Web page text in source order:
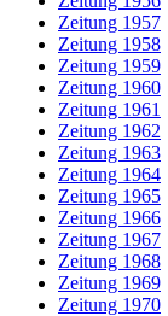
Zeitung 1957
Zeitung 1958
Zeitung 1959
Zeitung 1960
Zeitung 1961
Zeitung 1962
Zeitung 1963
Zeitung 1964
Zeitung 1965
Zeitung 1966
Zeitung 1967
Zeitung 1968
Zeitung 1969
Zeitung 1970